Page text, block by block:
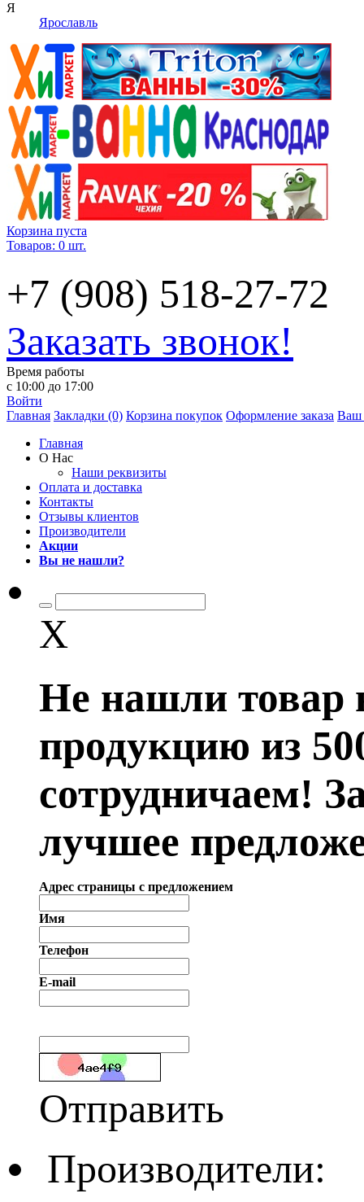
Я
Ярославль
Корзина пуста
Товаров: 0 шт.
+7 (908) 518-27-72
Заказать звонок!
Время работы
с 10:00 до 17:00
Войти
Главная Закладки (0) Корзина покупок Оформление заказа Ваш
Главная
О Нас
Наши реквизиты
Оплата и доставка
Контакты
Отзывы клиентов
Производители
Акции
Вы не нашли?
X
Не нашли товар
продукцию из
сотрудничаем!
лучшее
Адрес страницы с предложением
Имя
Телефон
E-mail
Отправить
Производители: